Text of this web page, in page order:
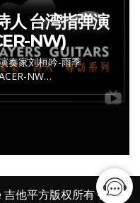
人 台湾指弹演
NW)
奏家刘桓吟-雨季
NW…
他平方版权所有鲁ICP